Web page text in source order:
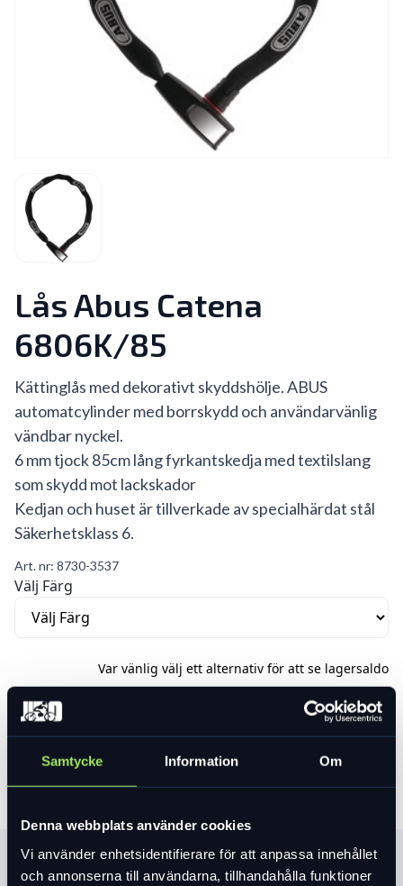
Samtycke Information Om
Denna webbplats använder cookies
Vi använder enhetsidentifierare för att anpassa innehållet
och annonserna till användarna, tillhandahålla funktioner
Lås Abus Catena
6806K/85
Kättinglås med dekorativt skyddshölje. ABUS
automatcylinder med borrskydd och användarvänlig
vändbar nyckel.
6 mm tjock 85cm lång fyrkantskedja med textilslang
som skydd mot lackskador
Kedjan och huset är tillverkade av specialhärdat stål
Säkerhetsklass 6.
Art. nr: 8730-3537
Välj Färg
Var vänlig välj ett alternativ för att se lagersaldo
479 kr
Produktinformation